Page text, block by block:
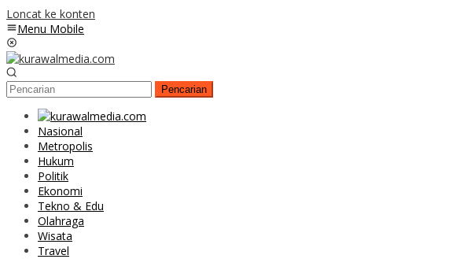
Loncat ke konten
Menu Mobile
Pencarian
Nasional
Metropolis
Hukum
Politik
Ekonomi
Tekno & Edu
Olahraga
Wisata
Travel